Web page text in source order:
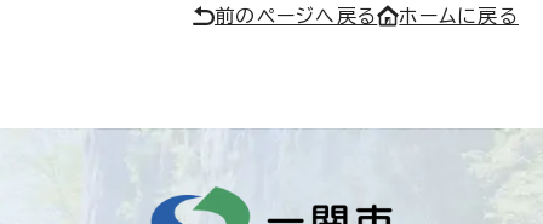
前のページへ戻る ホームに戻る